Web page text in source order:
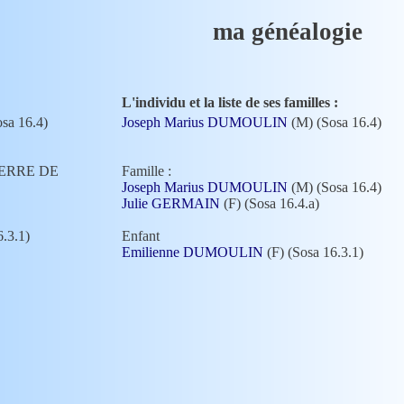
ma généalogie
L'individu et la liste de ses familles :
16.4)
DE
Joseph Marius DUMOULIN (M) (Sosa 16.4)
Famille :
Joseph Marius DUMOULIN (M) (Sosa 16.4)
Julie GERMAIN (F) (Sosa 16.4.a)
Enfant
Emilienne DUMOULIN (F) (Sosa 16.3.1)